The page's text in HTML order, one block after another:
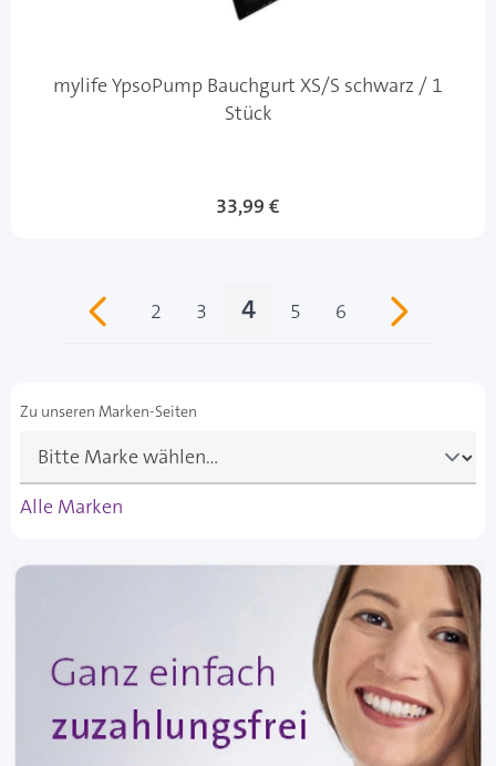
mylife YpsoPump Bauchgurt XS/S schwarz / 1
Stück
33,99 €
Seite
2 Seite
3 Sie lesen gerade Seite
4 Seite
5 Seite
6
Zu unseren Marken-Seiten
Alle Marken